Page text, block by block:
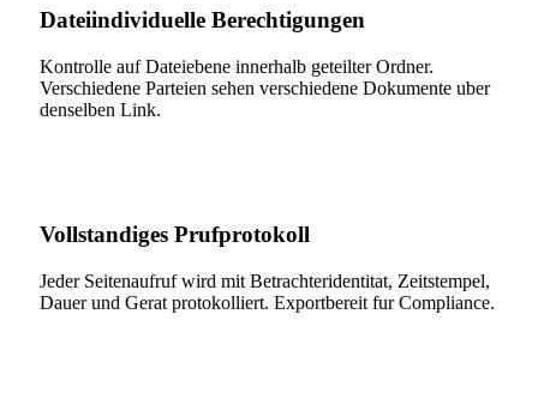
Dateiindividuelle Berechtigungen
Kontrolle auf Dateiebene innerhalb geteilter Ordner.
Verschiedene Parteien sehen verschiedene Dokumente uber
denselben Link.
Vollstandiges Prufprotokoll
Jeder Seitenaufruf wird mit Betrachteridentitat, Zeitstempel,
Dauer und Gerat protokolliert. Exportbereit fur Compliance.